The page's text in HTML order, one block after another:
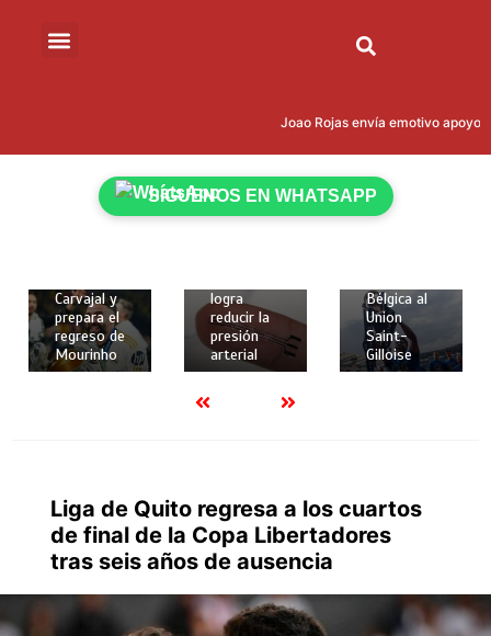
Joao Rojas envía emotivo apoyo
SÍGUENOS EN WHATSAPP
2 mins
Carvajal y
prepara el
regreso de
Mourinho
2 mins
Crean
logra
reducir la
presión
arterial
de 2026
Rodríguez
brilló con
gol y
Bélgica al
Union
Saint-
Gilloise
Liga de Quito regresa a los cuartos
de final de la Copa Libertadores
tras seis años de ausencia